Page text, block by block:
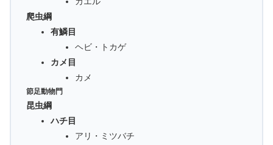
爬虫綱
有鱗目
ヘビ・トカゲ
カメ目
カメ
節足動物門
昆虫綱
ハチ目
アリ・ミツバチ